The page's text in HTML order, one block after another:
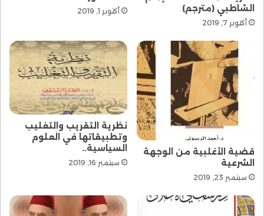
الشاطبي (مترجم)
أكتوبر 7, 2019
أكتوبر 1, 2019
قضية الأغلبية من الوجهة
الشرعية
سبتمبر 23, 2019
نظرية التقريب والتغليب
وتطبيقاتها في العلوم
السياسية..
سبتمبر 16, 2019